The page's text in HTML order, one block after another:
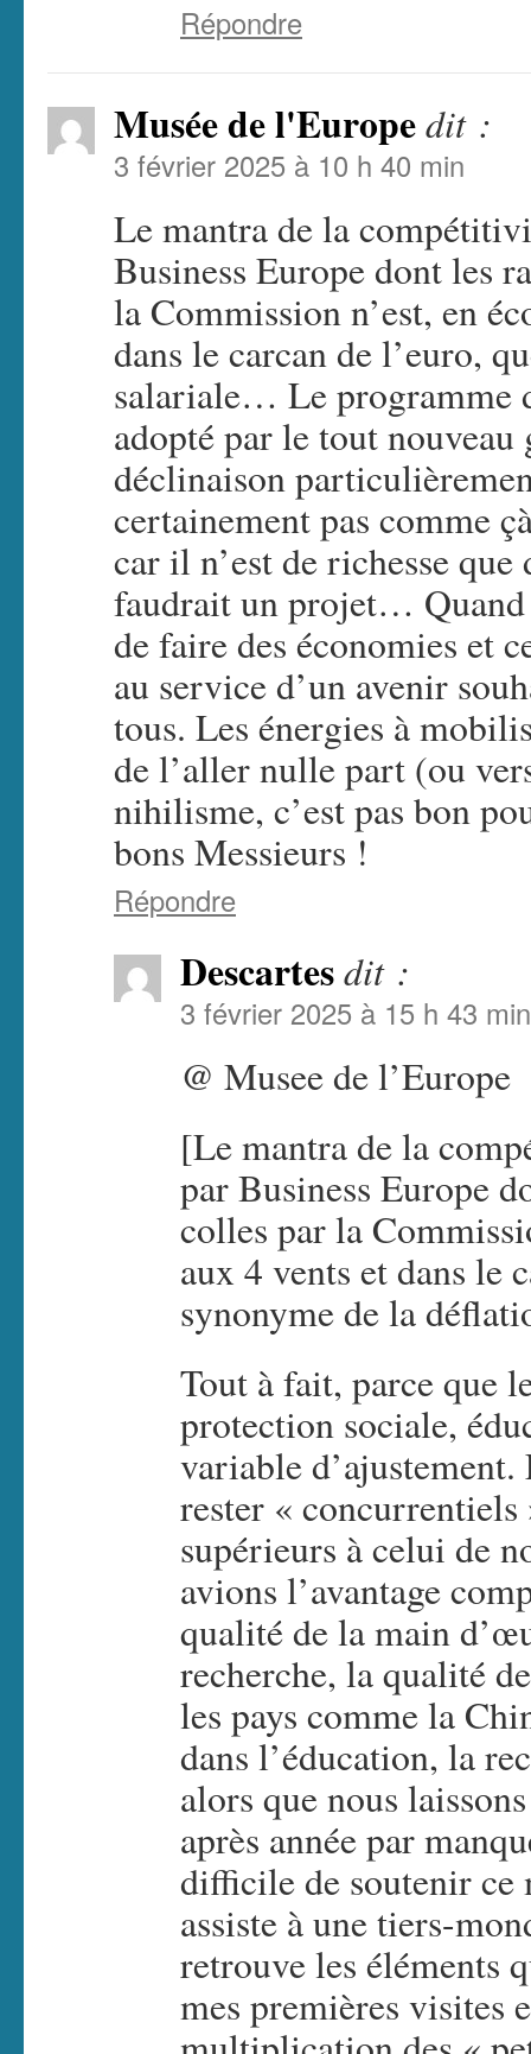
Répondre
Musée de l'Europedit :
3 février 2025 à 10 h 40 min
Le mantra de la
Business Europe dont les
la Commission n’est, en
dans le carcan de l’euro,
salariale… Le programme
adopté par le tout nouveau
déclinaison
certainement pas comme
car il n’est de richesse
faudrait un projet… Quand
de faire des économies et
au service d’un avenir
tous. Les énergies à
de l’aller nulle part (ou
nihilisme, c’est pas bon
bons Messieurs !
Répondre
Descartesdit :
3 février 2025 à 15 h 43 min
@ Musee de l’Europe
[Le mantra de la
par Business Europe
colles par la
aux 4 vents et dans le
synonyme de la
Tout à fait, parce que
protection sociale,
variable
rester « concurrentiels
supérieurs à celui de
avions l’avantage
qualité de la main
recherche, la qualité
les pays comme la
dans l’éducation, la
alors que nous
après année par
difficile de soutenir ce
assiste à une tiers-
retrouve les éléments
mes premières visites